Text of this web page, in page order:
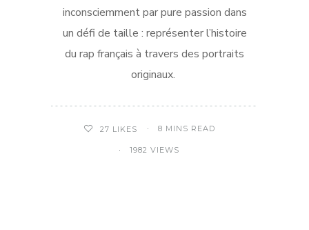
inconsciemment par pure passion dans
un défi de taille : représenter l’histoire
du rap français à travers des portraits
originaux.
27 LIKES 8 MINS READ
1982 VIEWS